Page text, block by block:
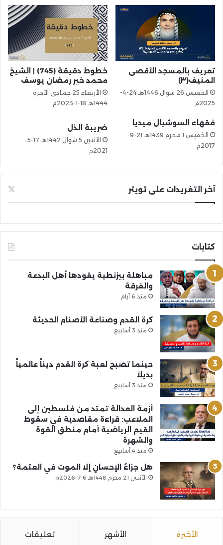
تعريف بالمسجد الأقصی
المنيف(٣)
الخميس 26 شوال 1446هـ 24-4-
2025م
خطوط دقيقة (745) | الشيخ
محمد خير رمضان يوسف
الأربعاء 25 جمادى الآخرة
1444هـ 18-1-2023م
فقهاء السوشيال ميديا
الخميس 1 محرم 1439هـ 21-9-
2017م
ضريبة الذل
الأثنين 5 شوال 1442هـ 17-5-
2021م
آخر التغريدات على تويتر
كتابات
مباهلة بيزنطية يقودها أهل البدعة
والفرقة
منذ 6 أيام
كرة القدم وصناعة الأصنام الحديثة
منذ 3 أسابيع
حينما تصبح لعبة كرة القدم ديناً عالمياً
بديلاً
منذ 3 أسابيع
أزمة العدالة تمتد من فلسطين إلى
الملاعب: قراءة مقاصدية في سقوط
القيم الرياضية أمام منطق القوة
والشهرة
منذ 4 أسابيع
هل جزاءُ الإحسانِ إلا الموت في العتمة؟
الأثنين 21 محرم 1448هـ 6-7-2026م
الأخيرة الأشهر تعليقات